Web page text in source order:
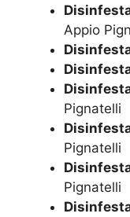
Appio
Pignatelli
Pignatelli
Pignatelli